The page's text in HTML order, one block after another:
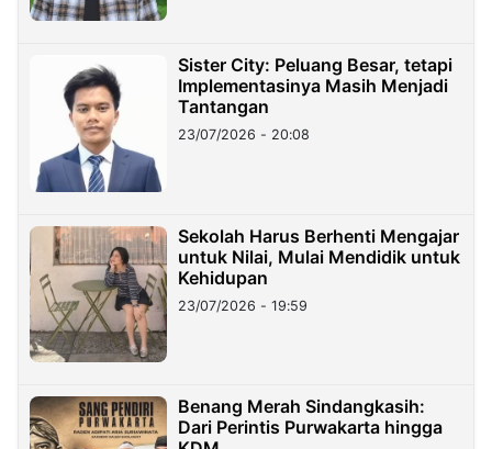
Sister City: Peluang Besar, tetapi
Implementasinya Masih Menjadi
Tantangan
23/07/2026 - 20:08
Sekolah Harus Berhenti Mengajar
untuk Nilai, Mulai Mendidik untuk
Kehidupan
23/07/2026 - 19:59
Benang Merah Sindangkasih:
Dari Perintis Purwakarta hingga